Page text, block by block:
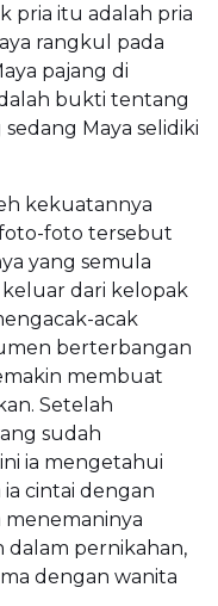
pria itu adalah pria
rangkul pada
pajang di
bukti tentang
Maya selidiki
kekuatannya
foto-foto tersebut
yang semula
dari kelopak
acak
berterbangan
membuat
Setelah
sudah
ia mengetahui
ia cintai dengan
dalam pernikahan,
dengan wanita